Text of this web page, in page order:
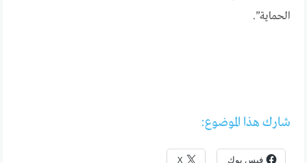
الحماية”.
شارك هذا الموضوع:
فيس بوك X